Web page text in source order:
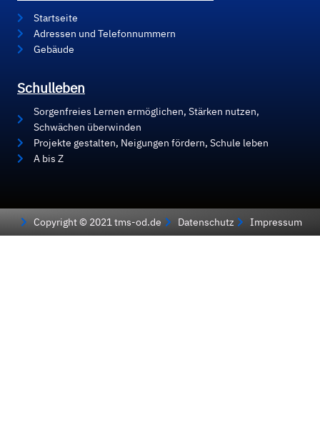
Startseite
Adressen und Telefonnummern
Gebäude
Schulleben
Sorgenfreies Lernen ermöglichen, Stärken nutzen,
Schwächen überwinden
Projekte gestalten, Neigungen fördern, Schule leben
A bis Z
Copyright © 2021 tms-od.de Datenschutz Impressum